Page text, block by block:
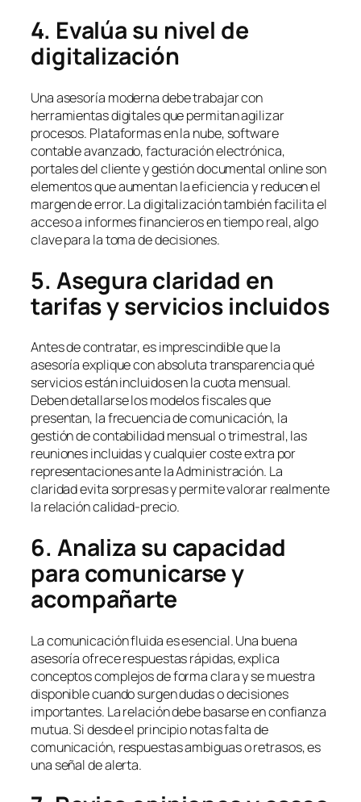
4. Evalúa su nivel de
digitalización
Una asesoría moderna debe trabajar con
herramientas digitales que permitan agilizar
procesos. Plataformas en la nube, software
contable avanzado, facturación electrónica,
portales del cliente y gestión documental online son
elementos que aumentan la eficiencia y reducen el
margen de error. La digitalización también facilita el
acceso a informes financieros en tiempo real, algo
clave para la toma de decisiones.
5. Asegura claridad en
tarifas y servicios incluidos
Antes de contratar, es imprescindible que la
asesoría explique con absoluta transparencia qué
servicios están incluidos en la cuota mensual.
Deben detallarse los modelos fiscales que
presentan, la frecuencia de comunicación, la
gestión de contabilidad mensual o trimestral, las
reuniones incluidas y cualquier coste extra por
representaciones ante la Administración. La
claridad evita sorpresas y permite valorar realmente
la relación calidad-precio.
6. Analiza su capacidad
para comunicarse y
acompañarte
La comunicación fluida es esencial. Una buena
asesoría ofrece respuestas rápidas, explica
conceptos complejos de forma clara y se muestra
disponible cuando surgen dudas o decisiones
importantes. La relación debe basarse en confianza
mutua. Si desde el principio notas falta de
comunicación, respuestas ambiguas o retrasos, es
una señal de alerta.